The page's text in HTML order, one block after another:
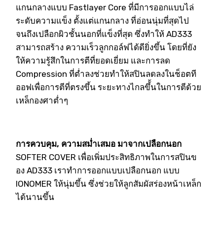
แกนกลางแบบ Fastlayer Core ที่มีการออกแบบไล่
ระดับความแข็ง ตั้งแต่แกนกลาง ที่อ่อนนุ่มที่สุดไป
จนถึงเปลือกผิวชั้นนอกที่แข็งที่สุด ซึ่งทำให้ AD333
สามารถสร้าง ความเร็วลูกกอล์ฟได้ดียิ่งขึ้น โดยที่ยัง
ให้ความรู้สึกในการตีที่ยอดเยี่ยม และการลด
Compression ที่ต่ำลงช่วยทำให้สปินลดลงในช็อตที
ออฟเพื่อการตีที่ตรงขึ้น ระยะทางไกลขึ้้นในการตีด้วย
เหล็กองศาต่ำๆ
การควบคุม, ความสม่ำเสมอ มาจากเปลือกนอก
SOFTER COVER เพื่อเพิ่มประสิทธิภาพในการสปินข
อง AD333 เราทำการออกแบบเปลือกนอก แบบ
IONOMER ให้นุ่มขึ้น ซึ่งช่วยให้ลูกสัมผัสร่องหน้าเหล็ก
ได้นานขึ้น